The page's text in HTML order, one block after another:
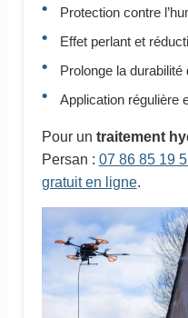
Protection contre
Effet perlant et
Prolonge la
Application régulière
Pour un traitement
Persan : 07 86 85 19
gratuit en ligne.